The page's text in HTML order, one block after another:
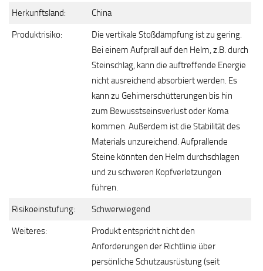
Herkunftsland: China
Produktrisiko:
Die vertikale Stoßdämpfung ist zu gering.
Bei einem Aufprall auf den Helm, z.B. durch
Steinschlag, kann die auftreffende Energie
nicht ausreichend absorbiert werden. Es
kann zu Gehirnerschütterungen bis hin
zum Bewusstseinsverlust oder Koma
kommen. Außerdem ist die Stabilität des
Materials unzureichend. Aufprallende
Steine könnten den Helm durchschlagen
und zu schweren Kopfverletzungen
führen.
Risikoeinstufung: Schwerwiegend
Weiteres:
Produkt entspricht nicht den
Anforderungen der Richtlinie über
persönliche Schutzausrüstung (seit